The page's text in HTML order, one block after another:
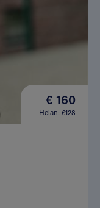
€ 160
Helan: €128